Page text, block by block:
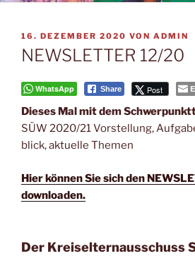
VERÖFFENTLICHT
AM
16. DEZEMBER 2020 VON ADMIN
NEWSLETTER 12/20
WhatsApp Share Post
Die­ses Mal mit dem
SÜW 2020/21 Vor­stel­lung,
blick, aktu­el­le Themen
Hier kön­nen Sie sich den
downloaden.
Der Kreiselternausschuss